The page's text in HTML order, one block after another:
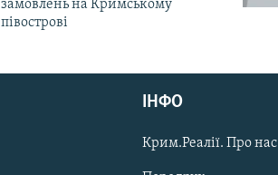
замовлень на Кримському
півострові
ІНФО
Крим.Реалії. Про нас